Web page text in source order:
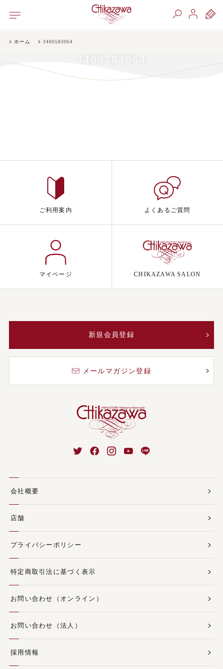
ホーム 3400583064
3400583064
ご利用案内 よくあるご質問
マイページ CHIKAZAWA SALON
新規会員登録
メールマガジン登録
会社概要
店舗
プライバシーポリシー
特定商取引法に基づく表示
お問い合わせ（オンライン）
お問い合わせ（法人）
採用情報